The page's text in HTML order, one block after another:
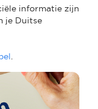
informatie zijn
je Duitse
.